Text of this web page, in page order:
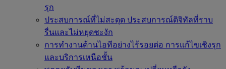
รุก
ประสบการณ์ที่ไม่สะดุด ประสบการณ์ดิจิทัลที่ราบ
รื่นและไม่หยุดชะงัก
การทำงานด้านไอทีอย่างไร้รอยต่อ การแก้ไขเชิงรุก
และบริการเหนือชั้น